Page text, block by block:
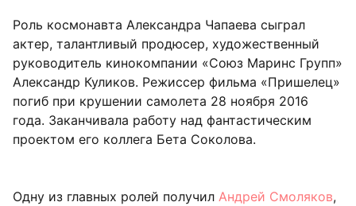
Роль космонавта Александра Чапаева сыграл
актер, талантливый продюсер, художественный
руководитель кинокомпании «Союз Маринс Групп»
Александр Куликов. Режиссер фильма «Пришелец»
погиб при крушении самолета 28 ноября 2016
года. Заканчивала работу над фантастическим
проектом его коллега Бета Соколова.
Одну из главных ролей получил Андрей Смоляков,